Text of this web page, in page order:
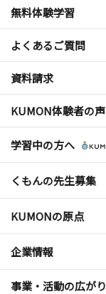
無料体験学習
よくあるご質問
資料請求
KUMON体験者の声
学習中の方へ
くもんの先生募集
KUMONの原点
企業情報
事業・活動の広がり